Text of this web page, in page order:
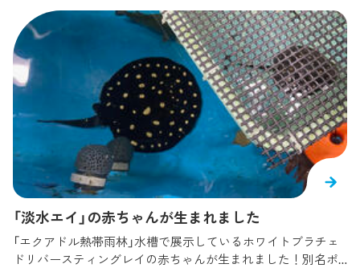
「淡水エイ」の赤ちゃんが生まれました
「エクアドル熱帯雨林」水槽で展示しているホワイトブラチェ
ドリバースティングレイの赤ちゃんが生まれました！別名ポ